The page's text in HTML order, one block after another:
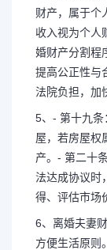
财产，属于个
收入视为个人
婚财产分割程
提高公正性与
法院负担，加
5、- 第十九条
屋，若房屋权
产。- 第二十
法达成协议时
得、评估市场
6、离婚夫妻
方便生活原则